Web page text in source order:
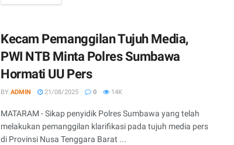
Kecam Pemanggilan Tujuh Media,
PWI NTB Minta Polres Sumbawa
Hormati UU Pers
BY ADMIN 21/08/2025 0 14K
MATARAM - Sikap penyidik Polres Sumbawa yang telah
melakukan pemanggilan klarifikasi pada tujuh media pers
di Provinsi Nusa Tenggara Barat ...